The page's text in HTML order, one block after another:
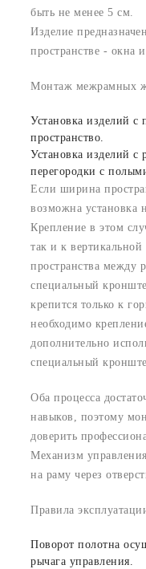
быть не менее 5 см.
Изделие
пространстве - окна
Монтаж межрамных
Установка изделий
пространство.
Установка изделий с
перегородки с
Если ширина
возможна установка
Крепление в этом
так и к
пространства между
специальный
крепится только к
необходимо
дополнительно
специальный
Оба процесса
навыков, поэтому
доверить
Механизм
на раму через
Правила
Поворот полотна
рычага управления.